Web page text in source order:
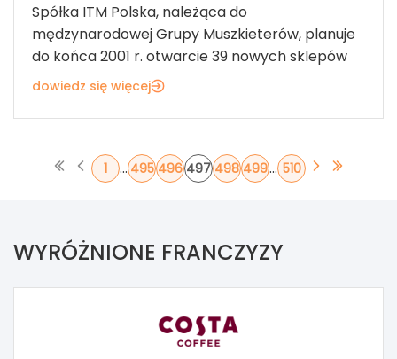
Spółka ITM Polska, należąca do
mędzynarodowej Grupy Muszkieterów, planuje
do końca 2001 r. otwarcie 39 nowych sklepów
dowiedz się więcej
1 ...495 496 497 498 499... 510
WYRÓŻNIONE FRANCZYZY